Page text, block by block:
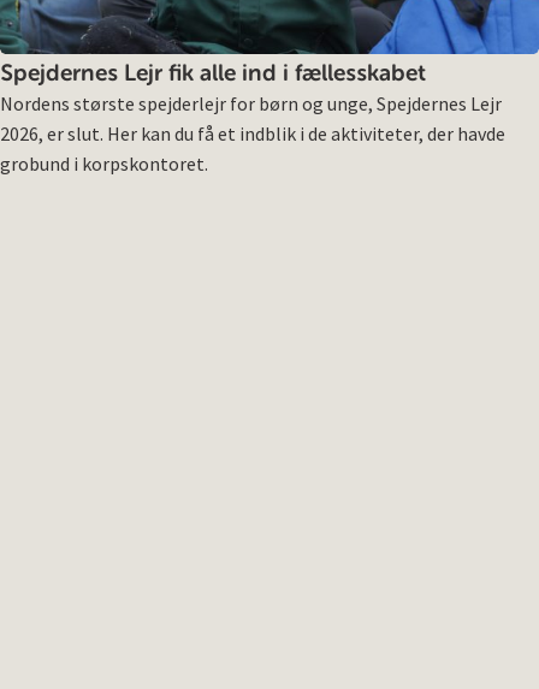
Spejdernes Lejr fik alle ind i fællesskabet
Nordens største spejderlejr for børn og unge, Spejdernes Lejr
2026, er slut. Her kan du få et indblik i de aktiviteter, der havde
grobund i korpskontoret.